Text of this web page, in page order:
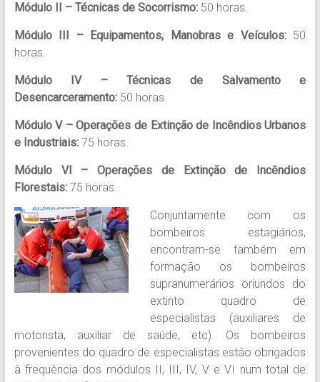
Módulo II – Técnicas de Socorrismo:50 horas.
Módulo III – Equipamentos, Manobras e Veículos:50
horas.
Módulo IV – Técnicas de Salvamento e
Desencarceramento:50 horas.
Módulo V – Operações de Extinção de Incêndios Urbanos
e Industriais:75 horas.
Módulo VI – Operações de Extinção de Incêndios
Florestais:75 horas.
Conjuntamente com os
bombeiros estagiários,
encontram-se também em
formação os bombeiros
supranumerários oriundos do
extinto quadro de
especialistas (auxiliares de
motorista, auxiliar de saúde, etc). Os bombeiros
provenientes do quadro de especialistas estão obrigados
à frequência dos módulos II, III, IV, V e VI num total de